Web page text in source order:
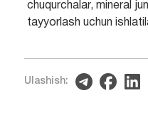
chuqurchalar, mineral
tayyorlash uchun
Ulashish: